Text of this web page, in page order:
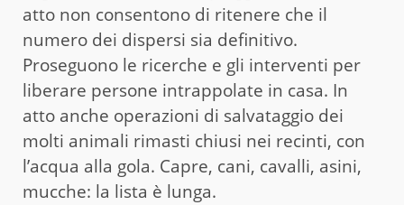
atto non consentono di ritenere che il
numero dei dispersi sia definitivo.
Proseguono le ricerche e gli interventi per
liberare persone intrappolate in casa. In
atto anche operazioni di salvataggio dei
molti animali rimasti chiusi nei recinti, con
l’acqua alla gola. Capre, cani, cavalli, asini,
mucche: la lista è lunga.